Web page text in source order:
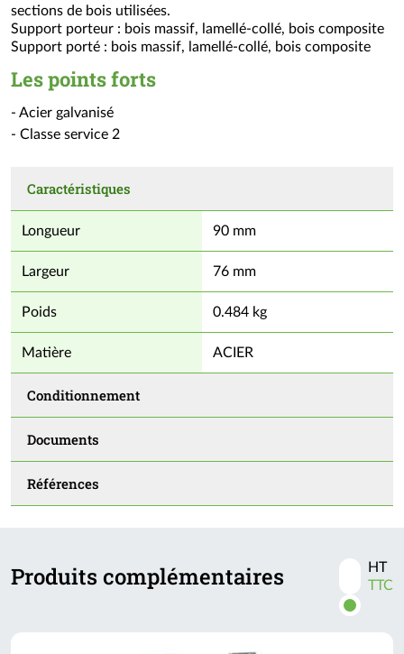
sections de bois utilisées.
Support porteur : bois massif, lamellé-collé, bois composite
Support porté : bois massif, lamellé-collé, bois composite
Les points forts
- Acier galvanisé
- Classe service 2
Caractéristiques
Longueur 90 mm
Largeur 76 mm
Poids 0.484 kg
Matière ACIER
Conditionnement
Documents
Références
Produits complémentaires
Activer
les
HT
TTC